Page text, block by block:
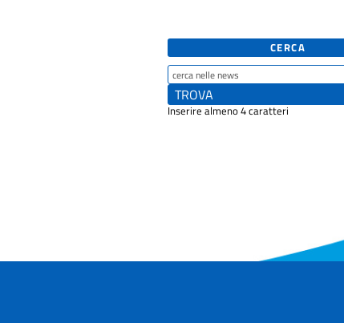
CERCA
Inserire almeno 4 caratteri